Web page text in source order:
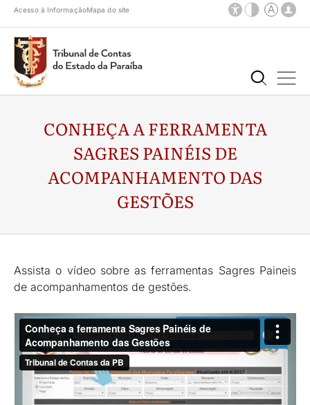
Acesso à InformaçãoMapa do site
CONHEÇA A FERRAMENTA
SAGRES PAINÉIS DE
ACOMPANHAMENTO DAS
GESTÕES
Assista o vídeo sobre as ferramentas Sagres Paineis
de acompanhamentos de gestões.